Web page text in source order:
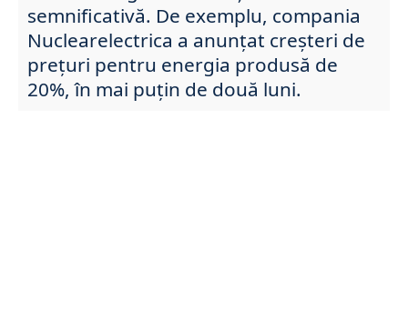
semnificativă. De exemplu, compania
Nuclearelectrica a anunțat creșteri de
prețuri pentru energia produsă de
20%, în mai puțin de două luni.